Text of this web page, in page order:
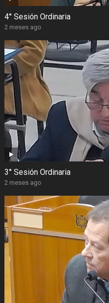
4° Sesión Ordinaria
2 meses ago
3° Sesión Ordinaria
2 meses ago